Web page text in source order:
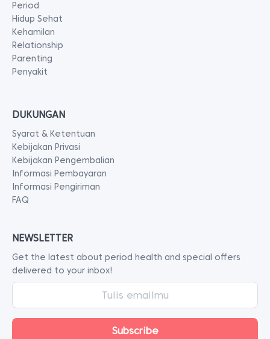
Period
Hidup Sehat
Kehamilan
Relationship
Parenting
Penyakit
DUKUNGAN
Syarat & Ketentuan
Kebijakan Privasi
Kebijakan Pengembalian
Informasi Pembayaran
Informasi Pengiriman
FAQ
NEWSLETTER
Get the latest about period health and special offers
delivered to your inbox!